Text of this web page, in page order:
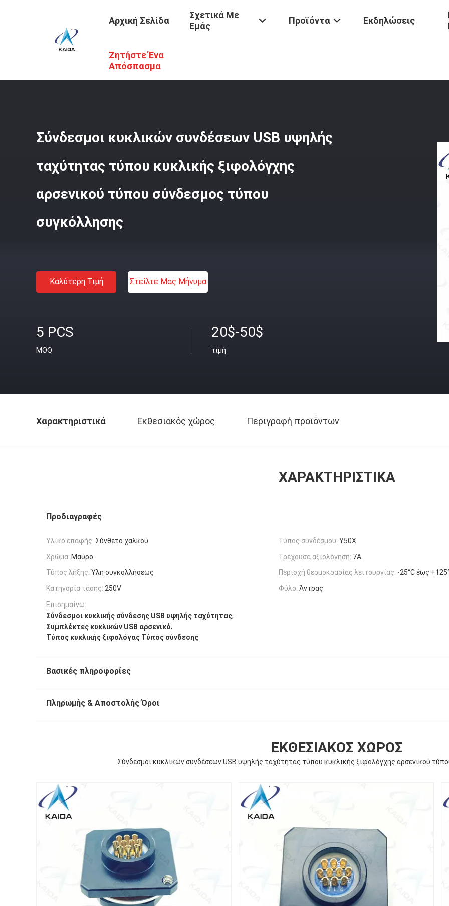
Αρχική Σελίδα
Σχετικά Με
Εμάς
Προϊόντα Εκδηλώσεις
Ζητήστε Ένα
Απόσπασμα
Προϊόντα / Σύνδεσμοι Κυκλικής Διασύνδεσης USB
Σύνδεσμος Τύπου Συγκόλλησης
Σύνδεσμοι κυκλικών συνδέσεων USB υψηλής
ταχύτητας τύπου κυκλικής ξιφολόγχης
αρσενικού τύπου σύνδεσμος τύπου
συγκόλλησης
Καλύτερη Τιμή Στείλτε Μας Μήνυμα
5 PCS
MOQ
20$-50$
τιμή
Χαρακτηριστικά Εκθεσιακός χώρος Περιγραφή προϊόντων
ΧΑΡΑΚΤΗΡΙΣΤΙΚΆ
Προδιαγραφές
Υλικό επαφής: Σύνθετο χαλκού Τύπος συνδέσμου: Y50X
Χρώμα: Μαύρο Τρέχουσα αξιολόγηση: 7Α
Τύπος λήξης: Ύλη συγκολλήσεως Περιοχή θερμοκρασίας λειτουργίας: -25°C έως
Κατηγορία τάσης: 250V Φύλο: Άντρας
Επισημαίνω:
Σύνδεσμοι κυκλικής σύνδεσης USB υψηλής ταχύτητας,
Συμπλέκτες κυκλικών USB αρσενικό,
Τύπος κυκλικής ξιφολόγας Τύπος σύνδεσης
Βασικές πληροφορίες
Πληρωμής & Αποστολής Όροι
ΕΚΘΕΣΙΑΚΌΣ ΧΏΡΟΣ
Σύνδεσμοι κυκλικών συνδέσεων USB υψηλής ταχύτητας τύπου κυκλικής ξιφολόγχης αρσενικού